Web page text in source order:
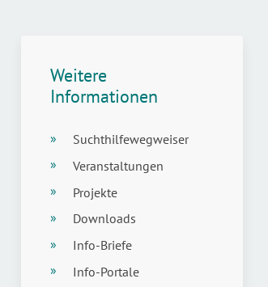
Weitere
Informationen
Suchthilfewegweiser
Veranstaltungen
Projekte
Downloads
Info-Briefe
Info-Portale